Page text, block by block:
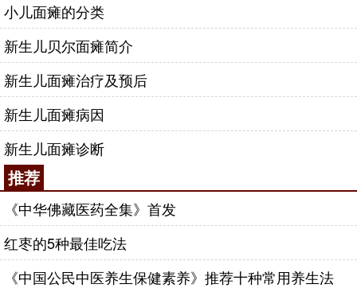
小儿面瘫的分类
新生儿贝尔面瘫简介
新生儿面瘫治疗及预后
新生儿面瘫病因
新生儿面瘫诊断
推荐
《中华佛藏医药全集》首发
红枣的5种最佳吃法
《中国公民中医养生保健素养》推荐十种常用养生法